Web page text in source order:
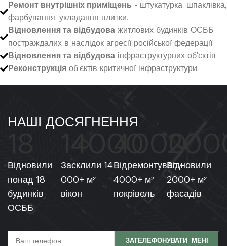
Ремонт внутрішніх приміщень - штукатурка, шпаклівка,
фарбування, укладання плитки.
Відновлення та відбудова житлових будинків ОСББ
постраждалих в наслідок агресії російської федерації.
Відновлення та відбудова інфраструктурних об'єктів
Реконструкція об’єктів критичної інфраструктури.
НАШІ ДОСЯГНЕННЯ
Відновили
понад 18
будинків
ОСББ
Засклили 14
000+ м²
вікон
Відремонтували
4000+ м²
покрівель
Відновили
2000+ м²
фасадів